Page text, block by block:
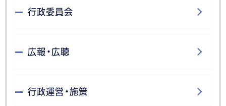
行政委員会
広報・広聴
行政運営・施策